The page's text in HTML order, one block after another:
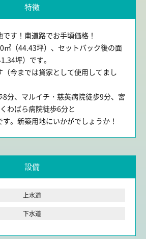
特徴
す！南道路でお手頃価格！
㎡（44.43坪）、セットバック後の面
坪）です。
今までは貸家として使用してまし
8分、マルイチ・慈英病院徒歩9分、宮
わばら病院徒歩6分と
。新築用地にいかがでしょうか！
設備
上水道
下水道